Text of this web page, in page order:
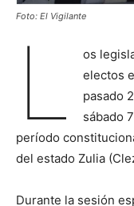
Foto: El Vigilante
L
os
electos
pasado
sábado
período
del estado Zulia
Durante la sesión